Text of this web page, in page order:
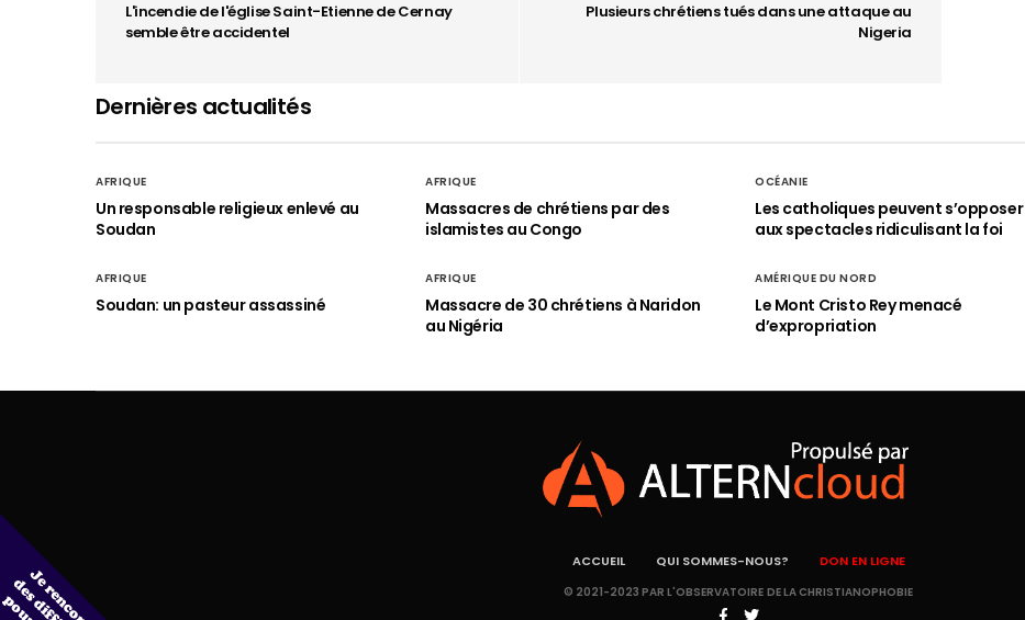
L'incendie de l'église Saint-Etienne de Cernay
semble être accidentel
Plusieurs chrétiens tués dans une attaque au
Nigeria
Dernières actualités
AFRIQUE
Un responsable religieux enlevé au
Soudan
AFRIQUE
Massacres de chrétiens par des
islamistes au Congo
OCÉANIE
Les catholiques peuvent s’opposer
aux spectacles ridiculisant la foi
AFRIQUE
Soudan: un pasteur assassiné
AFRIQUE
Massacre de 30 chrétiens à Naridon
au Nigéria
AMÉRIQUE DU NORD
Le Mont Cristo Rey menacé
d’expropriation
ACCUEIL QUI SOMMES-NOUS? DON EN LIGNE
© 2021-2023 PAR L'OBSERVATOIRE DE LA CHRISTIANOPHOBIE